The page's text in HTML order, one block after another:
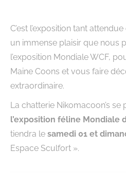
C’est l’exposition tant
un immense plaisir que nous
l’exposition Mondiale WCF,
Maine Coons et vous faire
extraordinaire.
La chatterie Nikomacoon’s
l’exposition féline Mondiale
tiendra le samedi 01 et
Espace Sculfort ».